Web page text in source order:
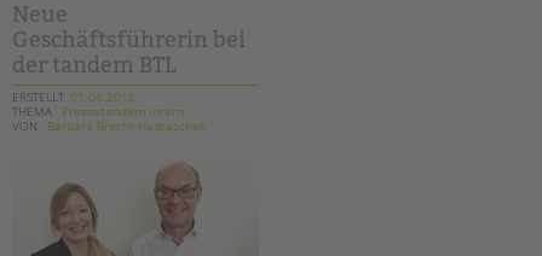
Neue
Geschäftsführerin bei
der tandem BTL
ERSTELLT 01.06.2018
THEMA
Pressetandem intern
VON
Barbara Brecht-Hadraschek